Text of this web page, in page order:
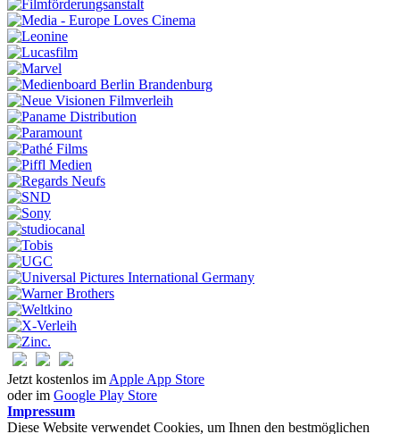
Jetzt kostenlos im Apple App Store
oder im Google Play Store
Impressum
Diese Website verwendet Cookies, um Ihnen den bestmöglichen